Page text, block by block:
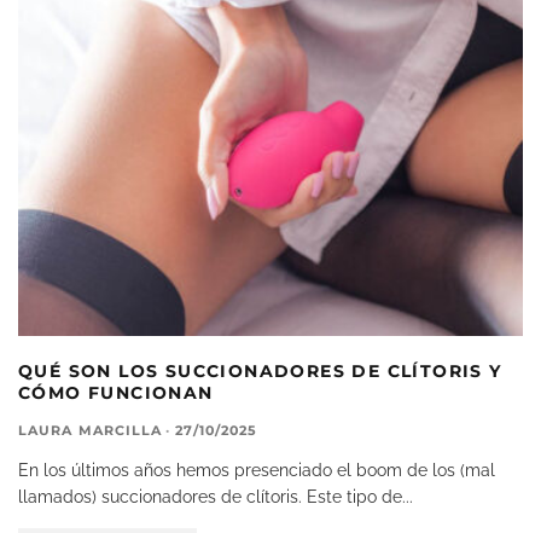
QUÉ SON LOS SUCCIONADORES DE CLÍTORIS Y
CÓMO FUNCIONAN
LAURA MARCILLA · 27/10/2025
En los últimos años hemos presenciado el boom de los (mal
llamados) succionadores de clítoris. Este tipo de...